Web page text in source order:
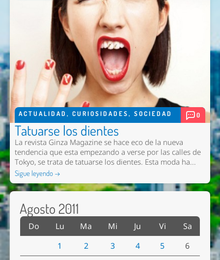
ACTUALIDAD , CURIOSIDADES, SOCIEDAD 0
Tatuarse los dientes
La revista Ginza Magazine se hace eco de la nueva
tendencia que esta empezando a verse por las calles de
Tokyo, se trata de tatuarse los dientes. Esta moda ha...
Sigue leyendo →
Agosto 2011
Do Lu Ma Mi Ju Vi
Sa
1
2 3 4 5
6